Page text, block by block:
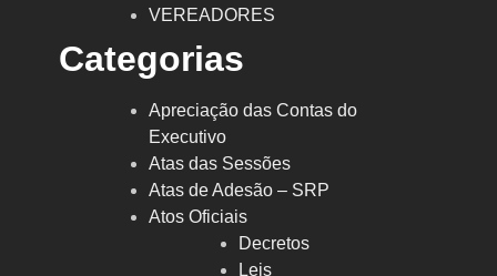
VEREADORES
Categorias
Apreciação das Contas do
Executivo
Atas das Sessões
Atas de Adesão – SRP
Atos Oficiais
Decretos
Leis